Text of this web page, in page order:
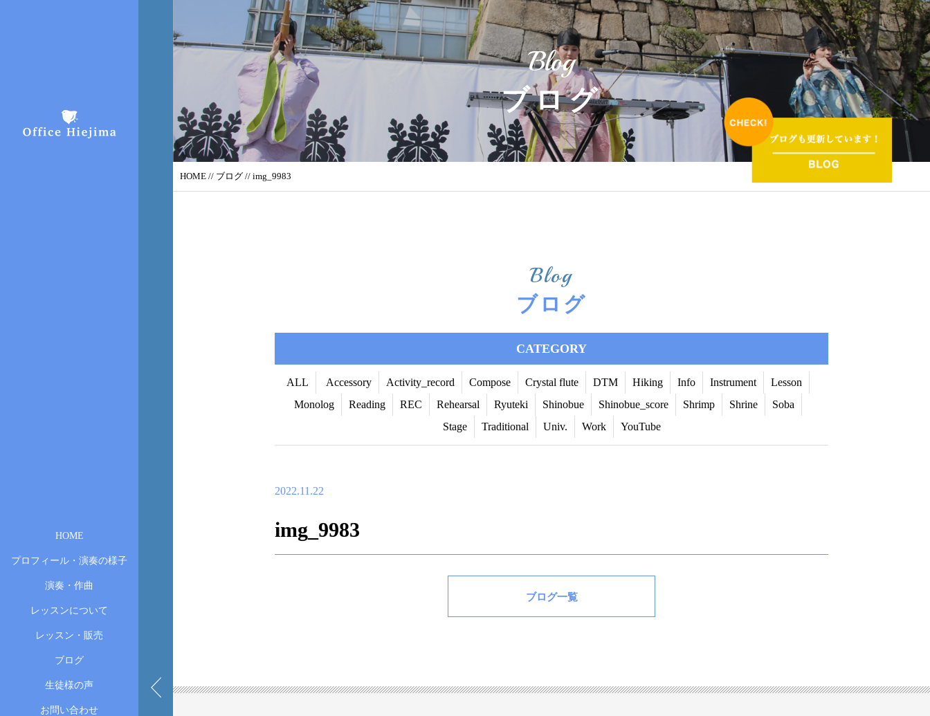
HOME
プロフィール・演奏の様子
演奏・作曲
レッスンについて
レッスン・販売
ブログ
生徒様の声
お問い合わせ
Blog
ブログ
HOME // ブログ // img_9983
Blog
ブログ
CATEGORY
ALL Accessory Activity_record Compose Crystal flute DTM Hiking Info Instrument
Lesson
Monolog
Reading REC Rehearsal Ryuteki Shinobue Shinobue_score Shrimp Shrine
Soba
Stage
Traditional Univ. Work YouTube
2022.11.22
img_9983
ブログ一覧